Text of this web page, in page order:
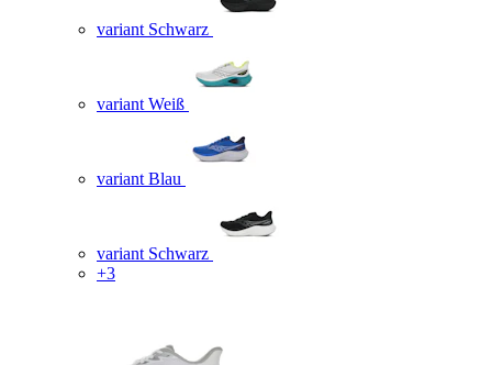
variant Schwarz
variant Weiß
variant Blau
variant Schwarz
+3